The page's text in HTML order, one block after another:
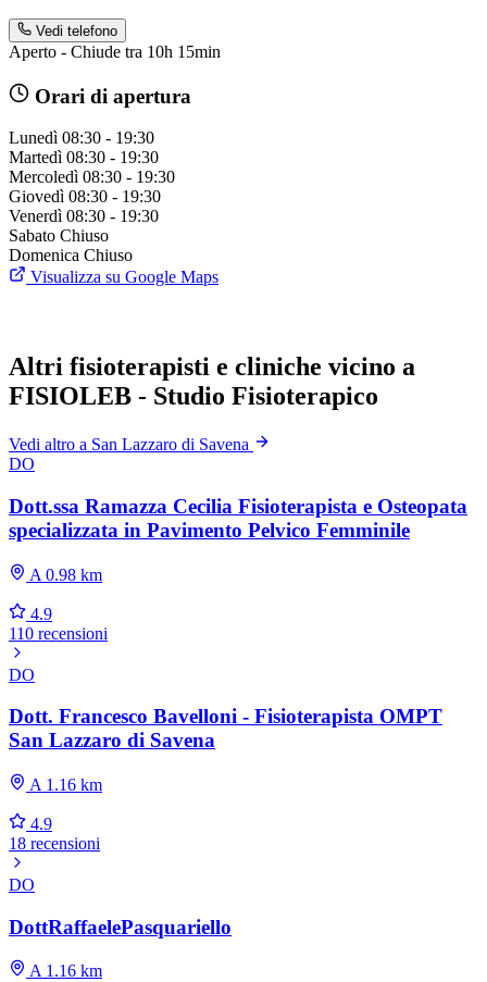
Vedi telefono
Aperto - Chiude tra 10h 15min
Orari di apertura
Lunedì 08:30 - 19:30
Martedì 08:30 - 19:30
Mercoledì 08:30 - 19:30
Giovedì 08:30 - 19:30
Venerdì 08:30 - 19:30
Sabato Chiuso
Domenica Chiuso
Visualizza su Google Maps
Altri fisioterapisti e cliniche vicino a
FISIOLEB - Studio Fisioterapico
Vedi altro a San Lazzaro di Savena
DO
Dott.ssa Ramazza Cecilia Fisioterapista e Osteopata
specializzata in Pavimento Pelvico Femminile
A 0.98 km
4.9
110 recensioni
DO
Dott. Francesco Bavelloni - Fisioterapista OMPT
San Lazzaro di Savena
A 1.16 km
4.9
18 recensioni
DO
DottRaffaelePasquariello
A 1.16 km